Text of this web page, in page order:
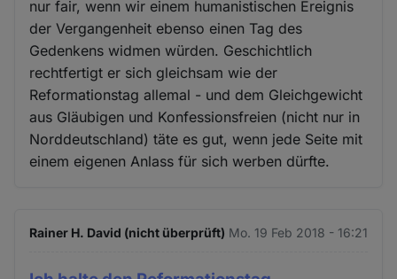
nur fair, wenn wir einem humanistischen Ereignis
der Vergangenheit ebenso einen Tag des
Gedenkens widmen würden. Geschichtlich
rechtfertigt er sich gleichsam wie der
Reformationstag allemal - und dem Gleichgewicht
aus Gläubigen und Konfessionsfreien (nicht nur in
Norddeutschland) täte es gut, wenn jede Seite mit
einem eigenen Anlass für sich werben dürfte.
Rainer H. David (nicht überprüft) Mo. 19 Feb 2018 - 16:21